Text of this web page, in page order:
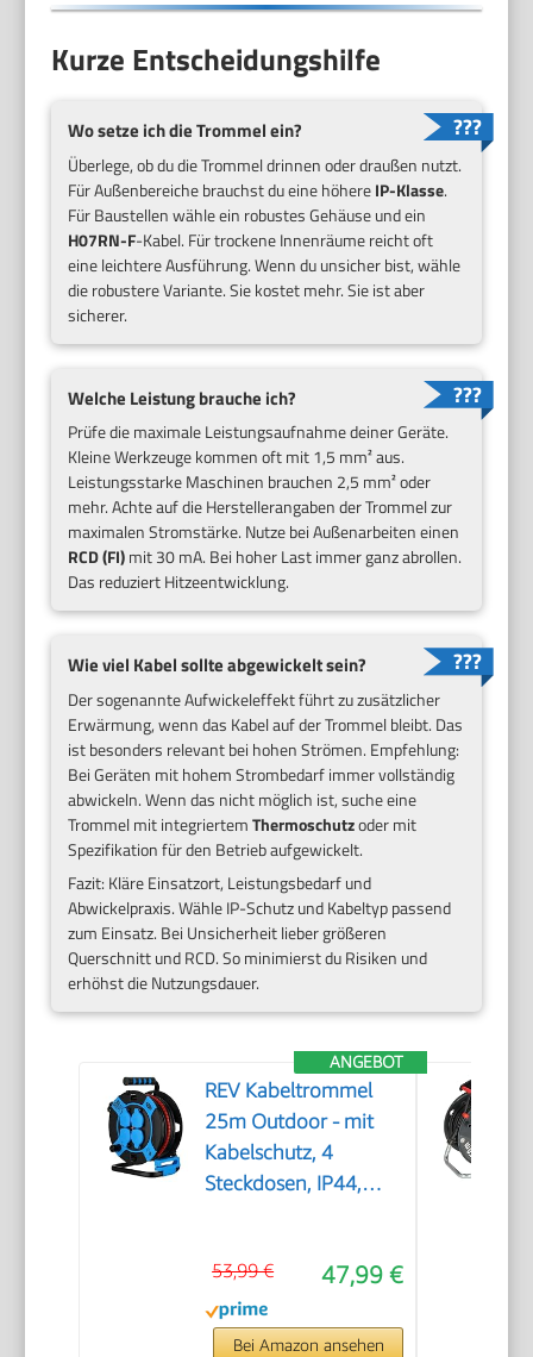
Kurze Entscheidungshilfe
Wo setze ich die Trommel ein?
Überlege, ob du die Trommel drinnen oder draußen nutzt.
Für Außenbereiche brauchst du eine höhereIP-Klasse.
Für Baustellen wähle ein robustes Gehäuse und ein
H07RN-F-Kabel. Für trockene Innenräume reicht oft
eine leichtere Ausführung. Wenn du unsicher bist, wähle
die robustere Variante. Sie kostet mehr. Sie ist aber
sicherer.
Welche Leistung brauche ich?
Prüfe die maximale Leistungsaufnahme deiner Geräte.
Kleine Werkzeuge kommen oft mit 1,5 mm² aus.
Leistungsstarke Maschinen brauchen 2,5 mm² oder
mehr. Achte auf die Herstellerangaben der Trommel zur
maximalen Stromstärke. Nutze bei Außenarbeiten einen
RCD (FI)mit 30 mA. Bei hoher Last immer ganz abrollen.
Das reduziert Hitzeentwicklung.
Wie viel Kabel sollte abgewickelt sein?
Der sogenannte Aufwickeleffekt führt zu zusätzlicher
Erwärmung, wenn das Kabel auf der Trommel bleibt. Das
ist besonders relevant bei hohen Strömen. Empfehlung:
Bei Geräten mit hohem Strombedarf immer vollständig
abwickeln. Wenn das nicht möglich ist, suche eine
Trommel mit integriertemThermoschutzoder mit
Spezifikation für den Betrieb aufgewickelt.
Fazit: Kläre Einsatzort, Leistungsbedarf und
Abwickelpraxis. Wähle IP-Schutz und Kabeltyp passend
zum Einsatz. Bei Unsicherheit lieber größeren
Querschnitt und RCD. So minimierst du Risiken und
erhöhst die Nutzungsdauer.
ANGEBOT
REV Kabeltrommel
25m Outdoor - mit
Kabelschutz, 4
Steckdosen, IP44,
47,99 €
53,99 €
Bei Amazon ansehen